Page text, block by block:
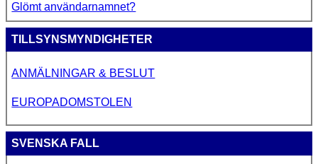
Glömt användarnamnet?
TILLSYNSMYNDIGHETER
ANMÄLNINGAR & BESLUT
EUROPADOMSTOLEN
SVENSKA FALL